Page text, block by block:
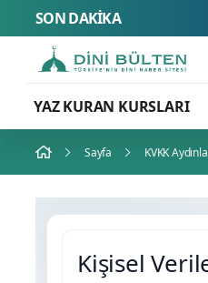
SON DAKİKA
YAZ KURAN KURSLARI
Sayfa KVKK
Kişisel